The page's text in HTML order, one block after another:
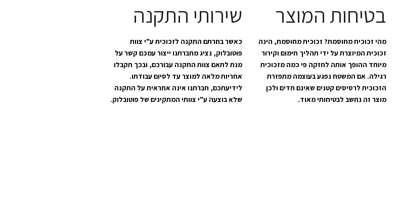
בטיחות המוצר
מהי זכוכית מחוסמת? זכוכית מחוסמת, הינה
זכוכית המיוצרת על ידי תהליך חימום וקירור
מיוחד ההופך אותה לחזקה פי כמה מזכוכית
רגילה. אם המשטח נפגע בעוצמה מתפזרת
הזכוכית לרסיסים קטנים שאינם חדים ולכן
מוצר זה נחשב לבטיחותי מאוד.
שירותי התקנה
כאשר בחרתם התקנה לזכוכית ע"י צוות
פוטובלוק, נציג מחברתנו ייצור עמכם קשר על
מנת לתאם צוות התקנה עבורכם, ובכך תקבלו
אחריות מלאה למוצר עד לסיום עבודתו.
לידיעתכם, חברתנו אינה אחראית על התקנה
שלא בוצעה ע"י צוותי המתקינים של פוטובלוק.